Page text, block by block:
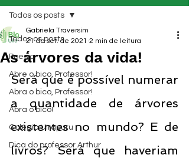
Todos os posts
Poesia
Abre o bico, Professor!
Abra o bico, Professor!
Abra o bico!
Colégio Uirapuru
Dica do professor Arthur
Todos os posts
As árvores da vida!
Gabriela Traversim
21 de set. de 2021 2 min de leitura
Será que é possível numerar
a quantidade de árvores
existentes no mundo? E de
livros? Será que haveriam